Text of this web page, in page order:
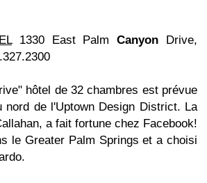
1330 East PalmCanyon Drive,
hôtel de 32 chambres est prévue
nord de l'Uptown Design District. La
a fait fortune chez Facebook!
le Greater Palm Springs et a choisi